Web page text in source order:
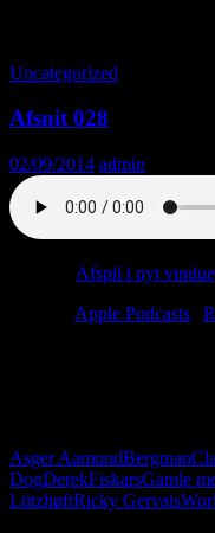
Uncategorized
Afsnit 028
02/09/2014 admin
Afspil i nyt vindue
Apple Podcasts
Asger AamundBergman
DogDerekFiskarsGamle
LützhøftRicky Gervais